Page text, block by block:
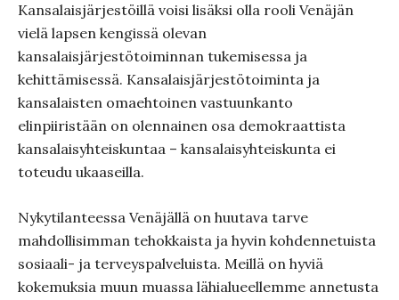
Kansalaisjärjestöillä voisi lisäksi olla rooli Venäjän
vielä lapsen kengissä olevan
kansalaisjärjestötoiminnan tukemisessa ja
kehittämisessä. Kansalaisjärjestötoiminta ja
kansalaisten omaehtoinen vastuunkanto
elinpiiristään on olennainen osa demokraattista
kansalaisyhteiskuntaa – kansalaisyhteiskunta ei
toteudu ukaaseilla.
Nykytilanteessa Venäjällä on huutava tarve
mahdollisimman tehokkaista ja hyvin kohdennetuista
sosiaali- ja terveyspalveluista. Meillä on hyviä
kokemuksia muun muassa lähialueellemme annetusta